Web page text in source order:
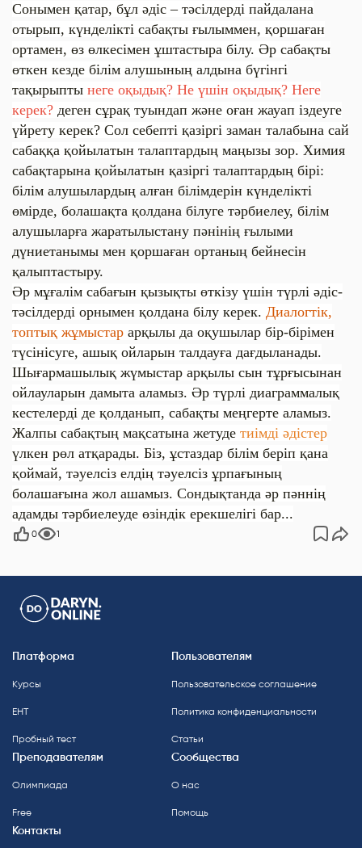
Сонымен қатар, бұл әдіс – тәсілдерді пайдалана
отырып, күнделікті сабақты ғылыммен, қоршаған
ортамен, өз өлкесімен ұштастыра білу. Әр сабақты
өткен кезде білім алушының алдына бүгінгі
тақырыпты неге оқыдық? Не үшін оқыдық? Неге
керек? деген сұрақ туындап және оған жауап іздеуге
үйрету керек? Сол себепті қазіргі заман талабына сай
сабаққа қойылатын талаптардың маңызы зор. Химия
сабақтарына қойылатын қазіргі талаптардың бірі:
білім алушылардың алған білімдерін күнделікті
өмірде, болашақта қолдана білуге тәрбиелеу, білім
алушыларға жаратылыстану пәнінің ғылыми
дүниетанымы мен қоршаған ортаның бейнесін
қалыптастыру.
Әр мұғалім сабағын қызықты өткізу үшін түрлі әдіс-
тәсілдерді орнымен қолдана білу керек. Диалогтік,
топтық жұмыстар арқылы да оқушылар бір-бірімен
түсінісуге, ашық ойларын талдауға дағдыланады.
Шығармашылық жүмыстар арқылы сын тұрғысынан
ойлауларын дамыта аламыз. Әр түрлі диаграммалық
кестелерді де қолданып, сабақты меңгерте аламыз.
Жалпы сабақтың мақсатына жетуде тиімді әдістер
үлкен рөл атқарады. Біз, ұстаздар білім беріп қана
қоймай, тәуелсіз елдің тәуелсіз ұрпағының
болашағына жол ашамыз. Сондықтанда әр пәннің
адамды тәрбиелеуде өзіндік ерекшелігі бар...
0 1
Платформа
Курсы
ЕНТ
Пробный тест
Пользователям
Пользовательское соглашение
Политика конфиденциальности
Статьи
Преподавателям
Олимпиада
Free
Сообщества
О нас
Помощь
Контакты